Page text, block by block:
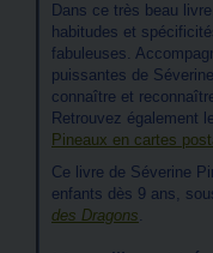
Dans ce très beau
habitudes et
fabuleuses.
puissantes de
connaître et
Retrouvez également
Pineaux en cartes
Ce livre de Séverine
enfants dès 9 ans,
des Dragons.